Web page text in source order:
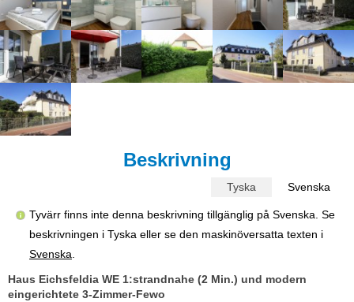
Beskrivning
Tyska Svenska
Tyvärr finns inte denna beskrivning tillgänglig på Svenska. Se
beskrivningen i Tyska eller se den maskinöversatta texten i
Svenska
Haus Eichsfeldia WE 1:strandnahe (2 Min.) und modern
eingerichtete 3-Zimmer-Fewo